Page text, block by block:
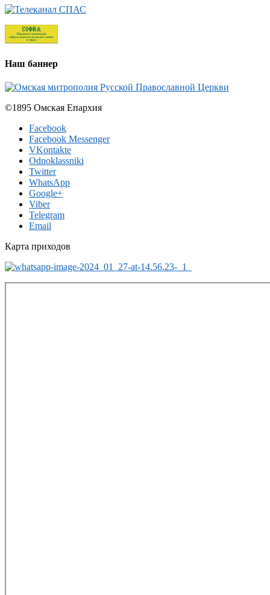
Наш баннер
©1895 Омская Епархия
Facebook
Facebook Messenger
VKontakte
Odnoklassniki
Twitter
WhatsApp
Google+
Viber
Telegram
Email
Карта приходов